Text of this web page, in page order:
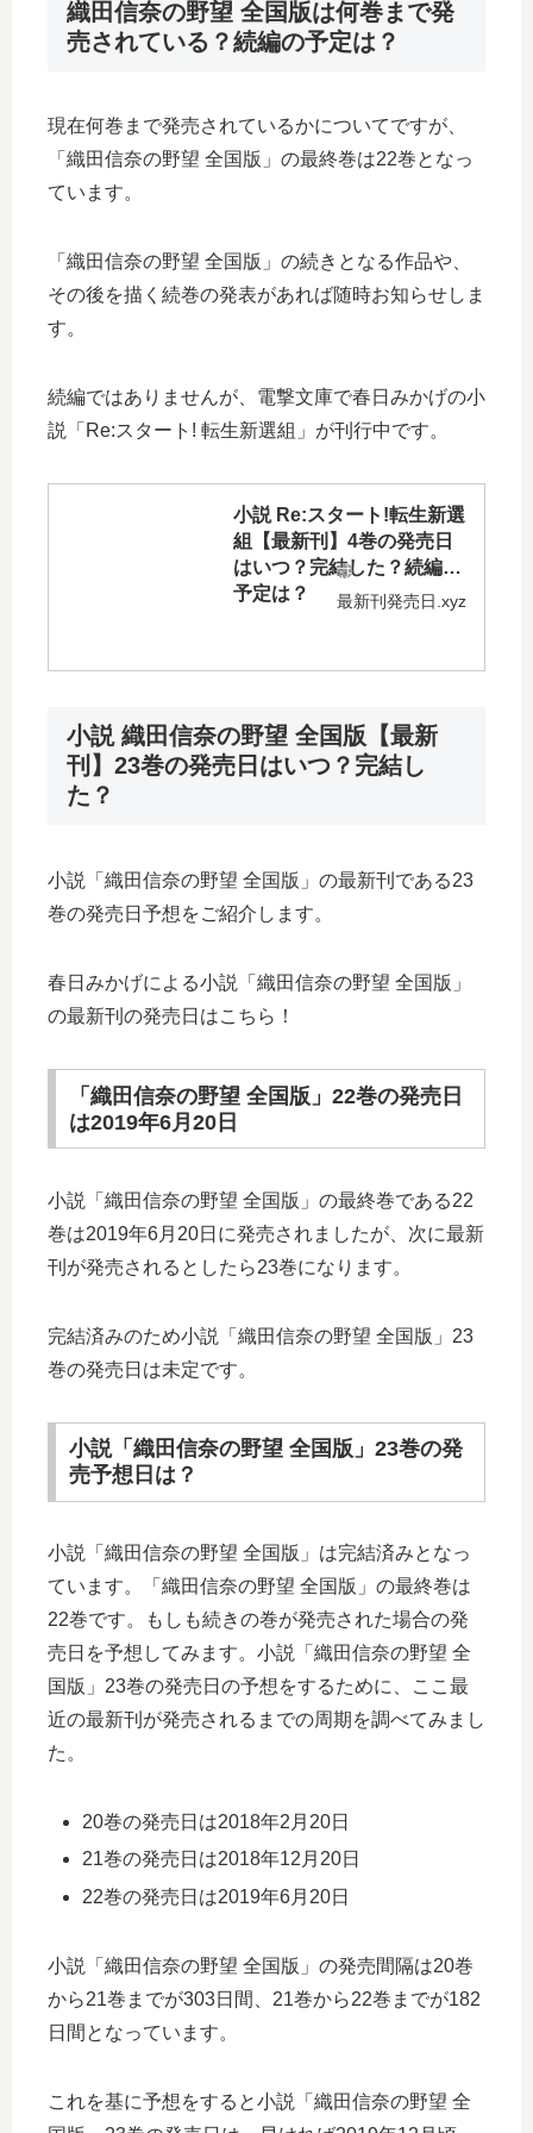
織田信奈の野望 全国版は何巻まで発
売されている？続編の予定は？
現在何巻まで発売されているかについてですが、
「織田信奈の野望 全国版」の最終巻は22巻となっ
ています。
「織田信奈の野望 全国版」の続きとなる作品や、
その後を描く続巻の発表があれば随時お知らせしま
す。
続編ではありませんが、電撃文庫で春日みかげの小
説「Re:スタート! 転生新選組」が刊行中です。
小説 Re:スタート!転生新選
組【最新刊】4巻の発売日
はいつ？完結した？続編の
予定は？
最新刊発売日.xyz
小説 織田信奈の野望 全国版【最新
刊】23巻の発売日はいつ？完結し
た？
小説「織田信奈の野望 全国版」の最新刊である23
巻の発売日予想をご紹介します。
春日みかげによる小説「織田信奈の野望 全国版」
の最新刊の発売日はこちら！
「織田信奈の野望 全国版」22巻の発売日
は2019年6月20日
小説「織田信奈の野望 全国版」の最終巻である22
巻は2019年6月20日に発売されましたが、次に最新
刊が発売されるとしたら23巻になります。
完結済みのため小説「織田信奈の野望 全国版」23
巻の発売日は未定です。
小説「織田信奈の野望 全国版」23巻の発
売予想日は？
小説「織田信奈の野望 全国版」は完結済みとなっ
ています。「織田信奈の野望 全国版」の最終巻は
22巻です。もしも続きの巻が発売された場合の発
売日を予想してみます。小説「織田信奈の野望 全
国版」23巻の発売日の予想をするために、ここ最
近の最新刊が発売されるまでの周期を調べてみまし
た。
20巻の発売日は2018年2月20日
21巻の発売日は2018年12月20日
22巻の発売日は2019年6月20日
小説「織田信奈の野望 全国版」の発売間隔は20巻
から21巻までが303日間、21巻から22巻までが182
日間となっています。
これを基に予想をすると小説「織田信奈の野望 全